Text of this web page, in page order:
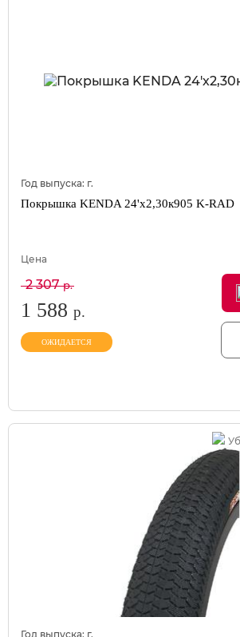
Год выпуска: г.
Покрышка KENDA 24'х2,30к905 K-RAD
Цена
2 307р.
1 588 р.
ОЖИДАЕТСЯ
Год выпуска: г.